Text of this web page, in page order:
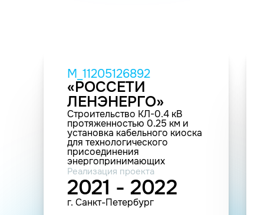
M_11205126892
«РОССЕТИ
ЛЕНЭНЕРГО»
Строительство КЛ-0.4 кВ
протяженностью 0.25 км и
установка кабельного киоска
для технологического
присоединения
энергопринимающих
устройств заявителя ООО
"Мегаполис" по адресу: г.
Санкт-Петербург, ул.
Комиссара Смирнова, д.9,
лит. А, к.н.
Реализация проекта
2021 - 2022
г. Санкт-Петербург